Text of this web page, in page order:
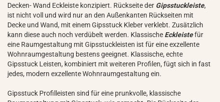
Decken- Wand Eckleiste konzipiert. Rückseite der Gipsstuckleiste,
ist nicht voll und wird nur an den Außenkanten Rückseiten mit
Decke und Wand, mit einem Gipsstuck Kleber verklebt. Zusätzlich
kann diese auch noch verdübelt werden. Klassische Eckleistefür
eine Raumgestaltung mit Gipsstuckleisten ist für eine exzellente
Wohnraumgestaltung bestens geeignet. Klassische, echte
Gipsstuck Leisten, kombiniert mit weiteren Profilen, fügt sich in fast
jedes, modern exzellente Wohnraumgestaltung ein.
Gipsstuck Profilleisten sind für eine prunkvolle, klassische